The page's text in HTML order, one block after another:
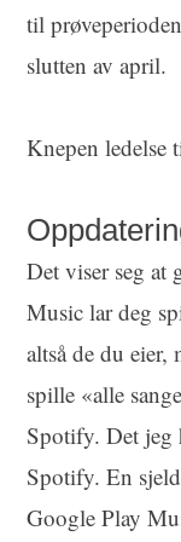
til
slutten av april.
Knepen
Det viser seg at
Music lar deg
altså de du eier,
spille «alle
Spotify. Det jeg
Spotify. En
Google Play